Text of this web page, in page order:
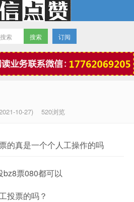
订阅
10-27) 520浏览
的真是一个个人工操作的吗
bz8票080都可以
投票的吗？